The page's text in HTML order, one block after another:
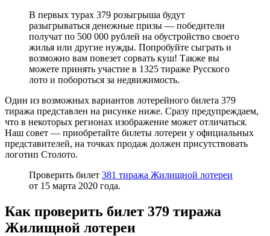
В первых турах 379 розыгрыша будут
разыгрываться денежные призы — победители
получат по 500 000 рублей на обустройство своего
жилья или другие нужды. Попробуйте сыграть и
возможно вам повезет сорвать куш! Также вы
можете принять участие в 1325 тираже Русского
лото и побороться за недвижимость.
Один из возможных вариантов лотерейного билета 379
тиража представлен на рисунке ниже. Сразу предупреждаем,
что в некоторых регионах изображение может отличаться.
Наш совет — приобретайте билеты лотереи у официальных
представителей, на точках продаж должен присутствовать
логотип Столото.
Проверить билет 381 тиража Жилищной лотереи
от 15 марта 2020 года.
Как проверить билет 379 тиража
Жилищной лотереи